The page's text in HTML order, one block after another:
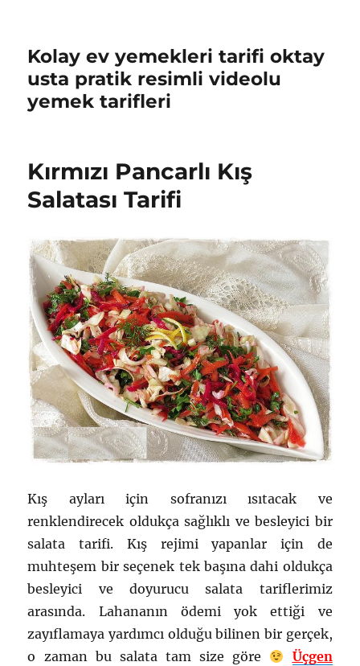
Kolay ev yemekleri tarifi oktay
usta pratik resimli videolu
yemek tarifleri
Kırmızı Pancarlı Kış
Salatası Tarifi
Kış ayları için sofranızı ısıtacak ve
renklendirecek oldukça sağlıklı ve besleyici bir
salata tarifi. Kış rejimi yapanlar için de
muhteşem bir seçenek tek başına dahi oldukça
besleyici ve doyurucu salata tariflerimiz
arasında. Lahananın ödemi yok ettiği ve
zayıflamaya yardımcı olduğu bilinen bir gerçek,
o zaman bu salata tam size göre
Üçgen